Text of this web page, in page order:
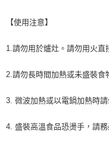
【使用注意】
1.請勿用於爐灶。請勿用火直
2.請勿長時間加熱或未盛裝食
3. 微波加熱或以電鍋加熱時請
4. 盛裝高溫食品恐燙手，請務